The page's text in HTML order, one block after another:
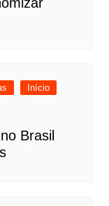
Início
Brasil